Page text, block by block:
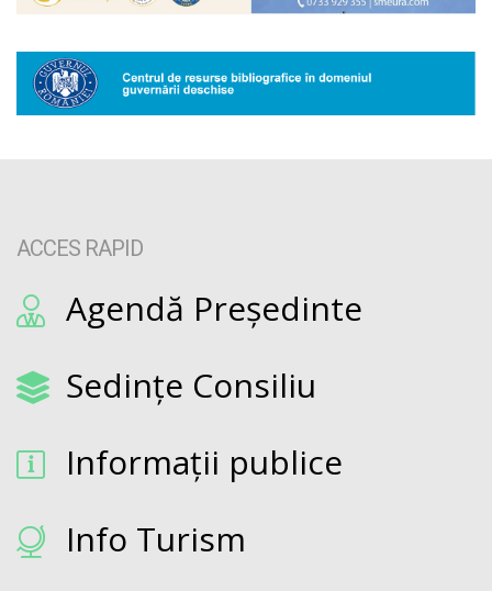
ACCES RAPID
Agendă Președinte
Sedințe Consiliu
Informații publice
Info Turism